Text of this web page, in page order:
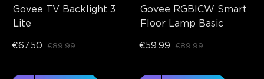
Govee TV Backlight 3
Lite
€67.50 €89.99
Govee RGBICW Smart
Floor Lamp Basic
€59.99 €89.99